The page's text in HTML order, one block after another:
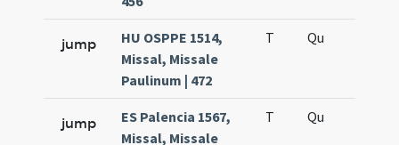
jump
HU OSPPE 1514,
Missal, Missale
Paulinum | 472
T Qu
jump
ES Palencia 1567,
Missal, Missale
T Qu